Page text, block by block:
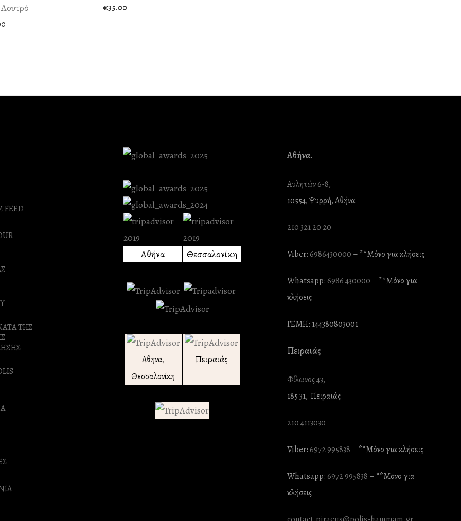
€35.00
FEED
ΤΗΣ
Αθήνα Θεσσαλονίκη
Αθηνα,
Θεσσαλονίκη
Πειραιάς
Αθήνα.
Αυλητών 6-8,
10554, Ψυρρή, Αθήνα
210 321 20 20
Viber:6986430000 – **Mόνο για κλήσεις
Whatsapp:6986 430000 – **Mόνο για
κλήσεις
ΓΕΜΗ: 144380803001
Πειραιάς
Φίλωνος 43,
185 31, Πειραιάς
210 4113030
Viber:6972 995838 – **Mόνο για κλήσεις
Whatsapp:6972 995838 – **Mόνο για
κλήσεις